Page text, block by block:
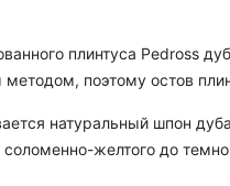
плинтуса Pedross
поэтому остов
натуральный шпон
желтого до